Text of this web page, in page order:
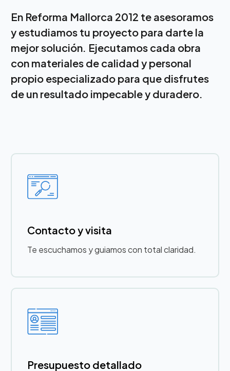
En Reforma Mallorca 2012 te asesoramos
y estudiamos tu proyecto para darte la
mejor solución. Ejecutamos cada obra
con materiales de calidad y personal
propio especializado para que disfrutes
de un resultado impecable y duradero.
Contacto y visita
Te escuchamos y guiamos con total claridad.
Presupuesto detallado